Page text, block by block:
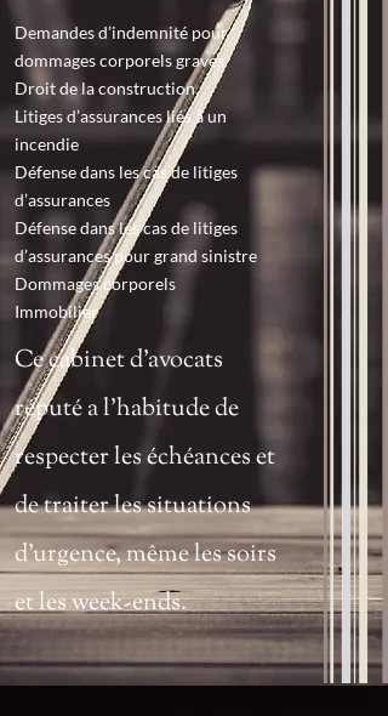
Demandes d’indemnité pour
dommages corporels graves
Droit de la construction
Litiges d’assurances liés à un
incendie
Défense dans les cas de litiges
d’assurances
Défense dans les cas de litiges
d’assurances pour grand sinistre
Dommages corporels
Immobilier
Ce cabinet d’avocats
réputé a l’habitude de
respecter les échéances et
de traiter les situations
d’urgence, même les soirs
et les week-ends.